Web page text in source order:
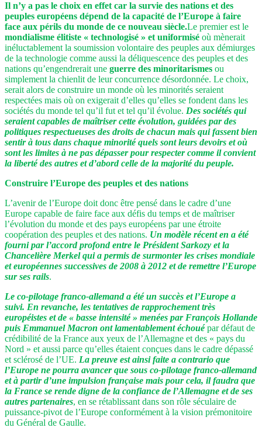
Il n’y a pas le choix en effet car la survie des nations et des
peuples européens dépend de la capacité de l’Europe à faire
face aux périls du monde de ce nouveau siècle.Le premier est le
mondialisme élitiste « technologisé » et uniformisé où mènerait
inéluctablement la soumission volontaire des peuples aux démiurges
de la technologie comme aussi la déliquescence des peuples et des
nations qu’engendrerait une guerre des minoritarismes ou
simplement la chienlit de leur concurrence désordonnée. Le choix,
serait alors de construire un monde où les minorités seraient
respectées mais où on exigerait d’elles qu’elles se fondent dans les
sociétés du monde tel qu’il fut et tel qu’il évolue. Des sociétés qui
seraient capables de maîtriser cette évolution, guidées par des
politiques respectueuses des droits de chacun mais qui fassent bien
sentir à tous dans chaque minorité quels sont leurs devoirs et où
sont les limites à ne pas dépasser pour respecter comme il convient
la liberté des autres et d’abord celle de la majorité du peuple.
Construire l’Europe des peuples et des nations
L’avenir de l’Europe doit donc être pensé dans le cadre d’une
Europe capable de faire face aux défis du temps et de maîtriser
l’évolution du monde et des pays européens par une étroite
coopération des peuples et des nations. Un modèle récent en a été
fourni par l’accord profond entre le Président Sarkozy et la
Chancelière Merkel qui a permis de surmonter les crises mondiale
et européennes successives de 2008 à 2012 et de remettre l’Europe
sur ses rails.
Le co-pilotage franco-allemand a été un succès et l’Europe a
suivi. En revanche, les tentatives de rapprochement très
européistes et de « basse intensité » menées par François Hollande
puis Emmanuel Macron ont lamentablement échouépar défaut de
crédibilité de la France aux yeux de l’Allemagne et des « pays du
Nord » et aussi parce qu’elles étaient conçues dans le cadre dépassé
et sclérosé de l’UE. La preuve est ainsi faite a contrario que
l’Europe ne pourra avancer que sous co-pilotage franco-allemand
et à partir d’une impulsion française mais pour cela, il faudra que
la France se rende digne de la confiance de l’Allemagne et de ses
autres partenaires, en se rétablissant dans son rôle séculaire de
puissance-pivot de l’Europe conformément à la vision prémonitoire
du Général de Gaulle.